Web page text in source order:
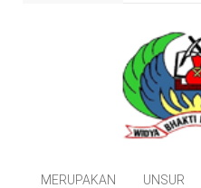
MERUPAKAN UNSUR